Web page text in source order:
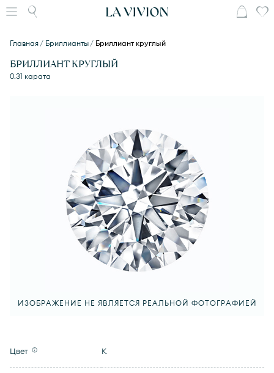
Главная Бриллианты Бриллиант круглый
БРИЛЛИАНТ КРУГЛЫЙ
0.31 карата
ИЗОБРАЖЕНИЕ НЕ ЯВЛЯЕТСЯ РЕАЛЬНОЙ ФОТОГРАФИЕЙ
Цвет K